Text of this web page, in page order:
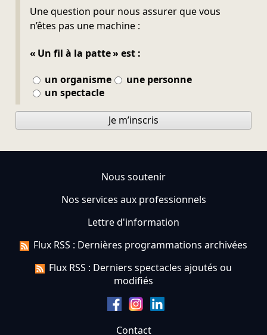
Une question pour nous assurer que vous
n’êtes pas une machine :
« Un fil à la patte » est :
un organisme
une personne
un spectacle
Ne pas remplir
Je m’inscris
Nous soutenir
Nos services aux professionnels
Lettre d'information
Flux RSS : Dernières programmations archivées
Flux RSS : Derniers spectacles ajoutés ou
modifiés
Contact